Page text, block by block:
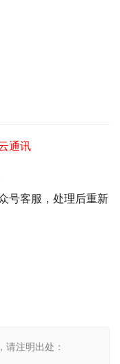
通讯
号客服，处理后重新
请注明出处：